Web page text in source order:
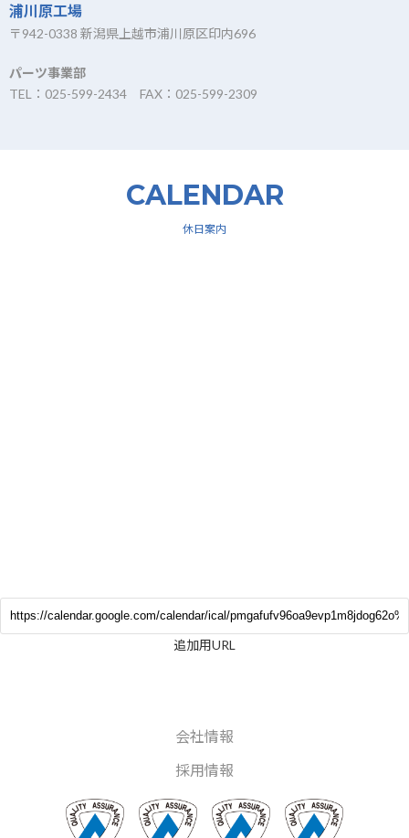
浦川原工場
〒942-0338 新潟県上越市浦川原区印内696
パーツ事業部
TEL：025-599-2434 FAX：025-599-2309
CALENDAR
休日案内
追加用URL
会社情報
採用情報